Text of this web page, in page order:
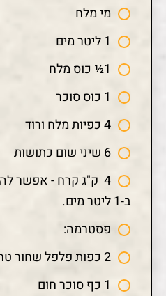
מי מלח
1 ליטר מים
1½ כוס מלח
1 כוס סוכר
4 כפיות מלח ורוד
6 שיני שום כתושות
4 ק"ג קרח - אפשר
ב-1 ליטר מים.
פסטרמה:
2 כפות פלפל שחור טחון גס
1 כף סוכר חום